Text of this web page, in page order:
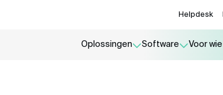
Helpdesk
Oplossingen Software Voor wie